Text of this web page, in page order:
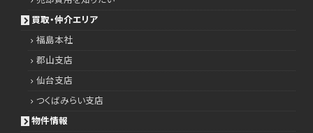
買取・仲介エリア
福島本社
郡山支店
仙台支店
つくばみらい支店
物件情報